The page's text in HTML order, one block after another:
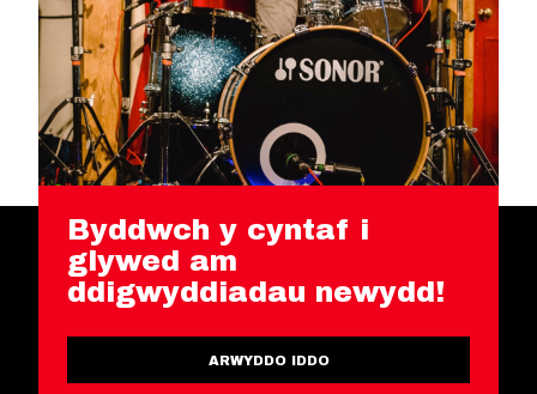
Byddwch y cyntaf i
glywed am
ddigwyddiadau newydd!
ARWYDDO IDDO